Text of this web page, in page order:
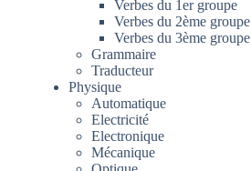
Verbes du 1er groupe
Verbes du 2ème groupe
Verbes du 3ème groupe
Grammaire
Traducteur
Physique
Automatique
Electricité
Electronique
Mécanique